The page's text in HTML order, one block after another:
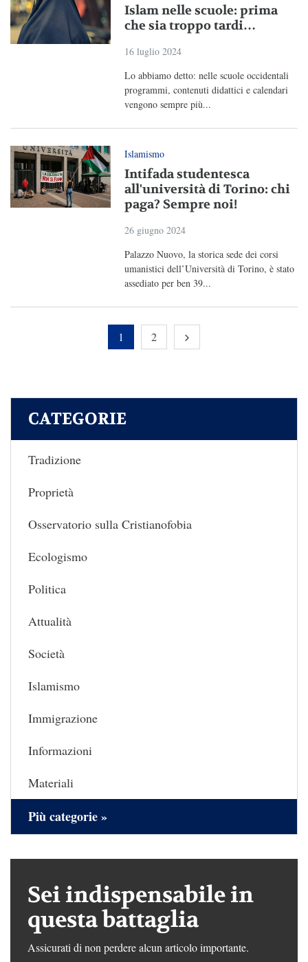
Islam nelle scuole: prima
che sia troppo tardi…
16 luglio 2024
Lo abbiamo detto: nelle scuole occidentali
programmi, contenuti didattici e calendari
vengono sempre più...
Islamismo
Intifada studentesca
all'università di Torino: chi
paga? Sempre noi!
26 giugno 2024
Palazzo Nuovo, la storica sede dei corsi
umanistici dell’Università di Torino, è stato
assediato per ben 39...
1 2
CATEGORIE
Tradizione
Proprietà
Osservatorio sulla Cristianofobia
Ecologismo
Politica
Attualità
Società
Islamismo
Immigrazione
Informazioni
Materiali
Più categorie »
Sei indispensabile in
questa battaglia
Assicurati di non perdere alcun articolo importante.